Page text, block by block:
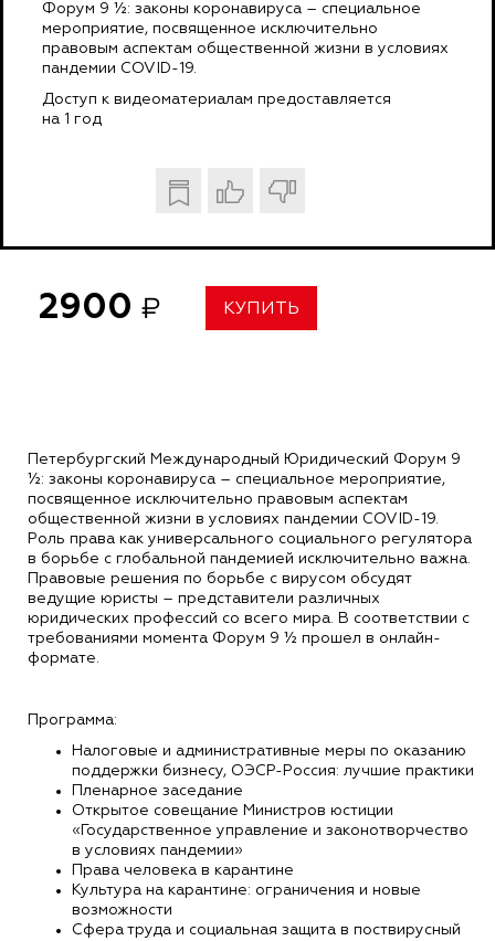
Форум 9 ½: законы коронавируса – специальное
мероприятие, посвященное исключительно
правовым аспектам общественной жизни в условиях
пандемии COVID-19.
Доступ к видеоматериалам предоставляется
на 1 год
2900 ₽ КУПИТЬ
Петербургский Международный Юридический Форум 9
½: законы коронавируса – специальное мероприятие,
посвященное исключительно правовым аспектам
общественной жизни в условиях пандемии COVID-19.
Роль права как универсального социального регулятора
в борьбе с глобальной пандемией исключительно важна.
Правовые решения по борьбе с вирусом обсудят
ведущие юристы – представители различных
юридических профессий со всего мира. В соответствии с
требованиями момента Форум 9 ½ прошел в онлайн-
формате.
Программа:
Налоговые и административные меры по оказанию
поддержки бизнесу, ОЭСР-Россия: лучшие практики
Пленарное заседание
Открытое совещание Министров юстиции
«Государственное управление и законотворчество
в условиях пандемии»
Права человека в карантине
Культура на карантине: ограничения и новые
возможности
Сфера труда и социальная защита в поствирусный